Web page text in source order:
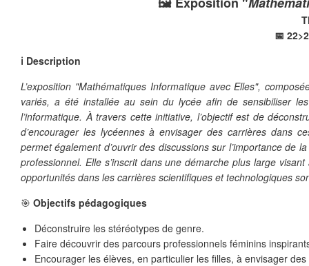
📅
ℹ️ Description
L’exposition "Mathématiques Informatique avec Elles",
variés, a été installée au sein du lycée afin de sensibiliser
l’informatique. À travers cette initiative, l’objectif est de
d’encourager les lycéennes à envisager des carrières dans
permet également d’ouvrir des discussions sur l’importance de
professionnel. Elle s’inscrit dans une démarche plus large
opportunités dans les carrières scientifiques et technologiques
🎯 Objectifs pédagogiques
Déconstruire les stéréotypes de genre.
Faire découvrir des parcours professionnels féminins
Encourager les élèves, en particulier les filles, à envisager des